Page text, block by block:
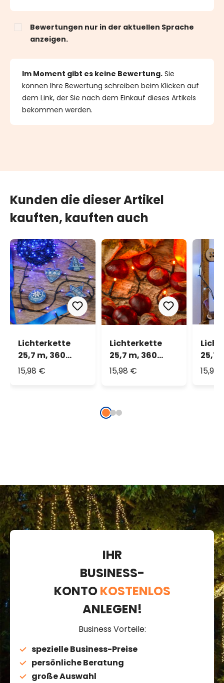
Bewertungen nur in der aktuellen Sprache
anzeigen.
Im Moment gibt es keine Bewertung. Sie
können Ihre Bewertung schreiben beim Klicken auf
dem Link, der Sie nach dem Einkauf dieses Artikels
bekommen werden.
Kunden die dieser Artikel
kauften, kauften auch
Lichterkette
25,7 m, 360
MiniLEDs blau,
15,98 €
Lichterkette
25,7 m, 360
MiniLEDs
15,98 €
25,7
15,98
IHR
BUSINESS-
KONTOKOSTENLOS
ANLEGEN!
Business Vorteile:
spezielle Business-Preise
persönliche Beratung
große Auswahl